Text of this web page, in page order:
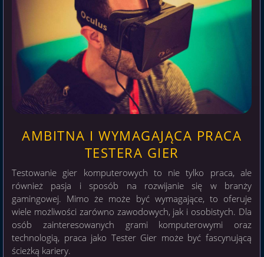
AMBITNA I WYMAGAJĄCA PRACA
TESTERA GIER
Testowanie gier komputerowych to nie tylko praca, ale
również pasja i sposób na rozwijanie się w branży
gamingowej. Mimo że może być wymagające, to oferuje
wiele możliwości zarówno zawodowych, jak i osobistych. Dla
osób zainteresowanych grami komputerowymi oraz
technologią, praca jako Tester Gier może być fascynującą
ścieżką kariery.